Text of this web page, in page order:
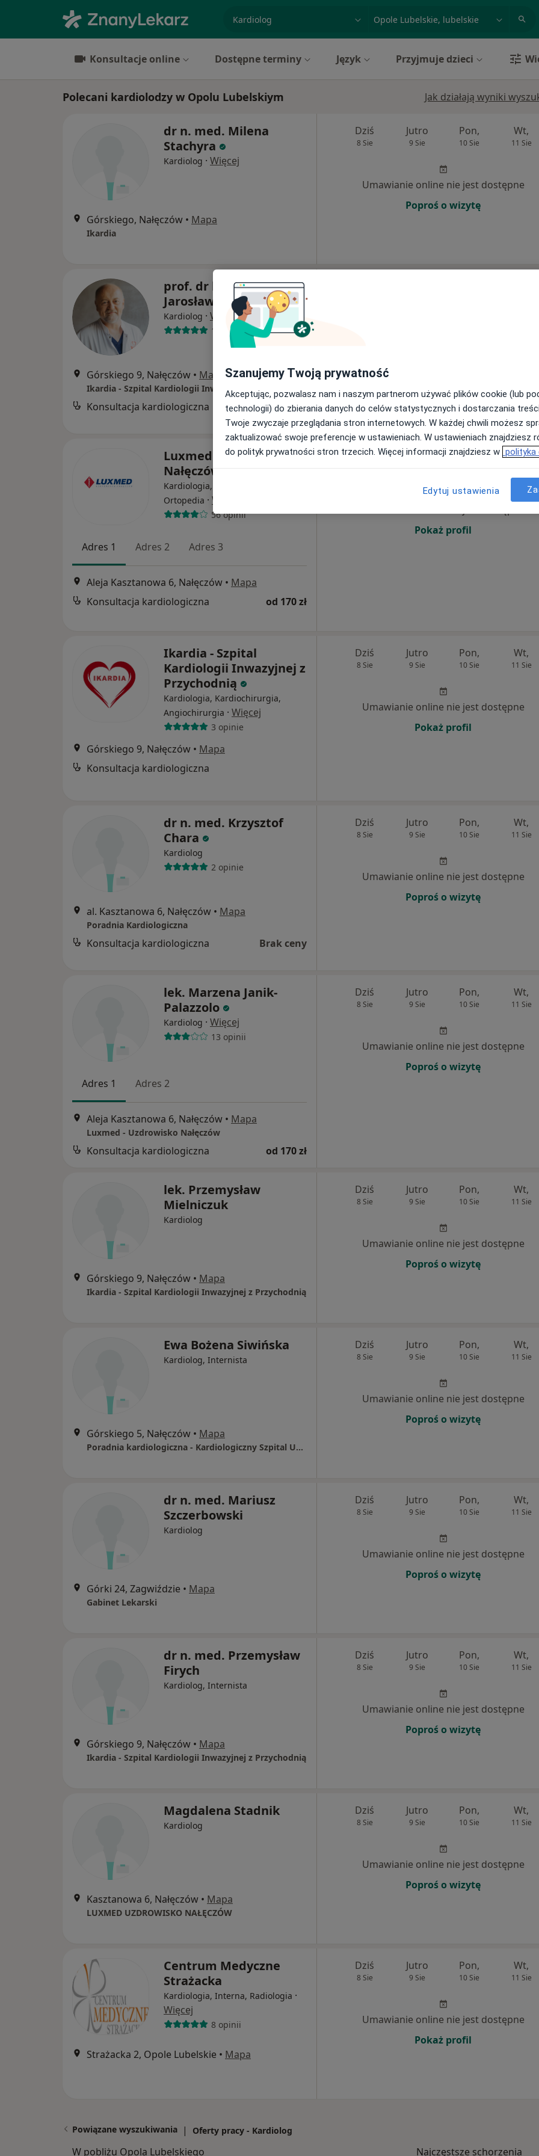
Konsultacje online Dostępne terminy Język Przyjmuje dzieci
Polecani kardiolodzy w Opolu Lubelskiym Jak działają wyniki
dr n. med. Milena
Stachyra
Kardiolog · Więcej
Górskiego, Nałęczów • Mapa
Ikardia
Dziś
8 Sie
Jutro
9 Sie
Pon,
10 Sie
Wt,
11 Sie
Umawianie online nie jest dostępne
Poproś o wizytę
prof. dr hab. n. med.
Jarosław Wójcik
Kardiolog · Więcej
1 opinia
Górskiego 9, Nałęczów • Mapa
Ikardia - Szpital Kardiologii Inwazyjnej z Przychodnią
Konsultacja kardiologiczna Brak ceny
Luxmed - Uzdrowisko
Nałęczów
Kardiologia, Stomatologia,
Ortopedia · Więcej
56 opinii
Adres 1 Adres 2 Adres 3
Aleja Kasztanowa 6, Nałęczów • Mapa
Konsultacja kardiologiczna
od 170 zł
Dziś Jutro Pon, Wt,
Pokaż profil
Ikardia - Szpital
Kardiologii Inwazyjnej z
Przychodnią
Kardiologia, Kardiochirurgia,
Angiochirurgia · Więcej
3 opinie
Górskiego 9, Nałęczów • Mapa
Konsultacja kardiologiczna
Dziś
8 Sie
Jutro
9 Sie
Pon,
10 Sie
Wt,
11 Sie
Umawianie online nie jest dostępne
Pokaż profil
dr n. med. Krzysztof
Chara
Kardiolog
2 opinie
al. Kasztanowa 6, Nałęczów • Mapa
Poradnia Kardiologiczna
Konsultacja kardiologiczna Brak ceny
Dziś
8 Sie
Jutro
9 Sie
Pon,
10 Sie
Wt,
11 Sie
Umawianie online nie jest dostępne
Poproś o wizytę
lek. Marzena Janik-
Palazzolo
Kardiolog · Więcej
13 opinii
Adres 1 Adres 2
Aleja Kasztanowa 6, Nałęczów • Mapa
Luxmed - Uzdrowisko Nałęczów
Konsultacja kardiologiczna od 170 zł
Dziś
8 Sie
Jutro
9 Sie
Pon,
10 Sie
Wt,
11 Sie
Umawianie online nie jest dostępne
Poproś o wizytę
lek. Przemysław
Mielniczuk
Kardiolog
Górskiego 9, Nałęczów • Mapa
Ikardia - Szpital Kardiologii Inwazyjnej z Przychodnią
Dziś
8 Sie
Jutro
9 Sie
Pon,
10 Sie
Wt,
11 Sie
Umawianie online nie jest dostępne
Poproś o wizytę
Ewa Bożena Siwińska
Kardiolog, Internista
Górskiego 5, Nałęczów • Mapa
Poradnia kardiologiczna - Kardiologiczny Szpital Uzdrowiskowy
Dziś
8 Sie
Jutro
9 Sie
Pon,
10 Sie
Wt,
11 Sie
Umawianie online nie jest dostępne
Poproś o wizytę
dr n. med. Mariusz
Szczerbowski
Kardiolog
Górki 24, Zagwiździe • Mapa
Gabinet Lekarski
Dziś
8 Sie
Jutro
9 Sie
Pon,
10 Sie
Wt,
11 Sie
Umawianie online nie jest dostępne
Poproś o wizytę
dr n. med. Przemysław
Firych
Kardiolog, Internista
Górskiego 9, Nałęczów • Mapa
Ikardia - Szpital Kardiologii Inwazyjnej z Przychodnią
Dziś
8 Sie
Jutro
9 Sie
Pon,
10 Sie
Wt,
11 Sie
Umawianie online nie jest dostępne
Poproś o wizytę
Magdalena Stadnik
Kardiolog
Kasztanowa 6, Nałęczów • Mapa
LUXMED UZDROWISKO NAŁĘCZÓW
Dziś
8 Sie
Jutro
9 Sie
Pon,
10 Sie
Wt,
11 Sie
Umawianie online nie jest dostępne
Poproś o wizytę
Centrum Medyczne
Strażacka
Kardiologia, Interna, Radiologia ·
Więcej
8 opinii
Strażacka 2, Opole Lubelskie • Mapa
Dziś
8 Sie
Jutro
9 Sie
Pon,
10 Sie
Wt,
11 Sie
Umawianie online nie jest dostępne
Pokaż profil
Powiązane wyszukiwania | Oferty pracy - Kardiolog
W pobliżu Opola Lubelskiego Najczęstsze schorzenia
Szanujemy Twoją prywatność
Akceptując, pozwalasz nam i naszym partnerom używać plików cookie (lub
technologii) do zbierania danych do celów statystycznych i dostarczania
Twoje zwyczaje przeglądania stron internetowych. W każdej chwili możesz
zaktualizować swoje preferencje w ustawieniach. W ustawieniach znajdziesz
do polityk prywatności stron trzecich. Więcej informacji znajdziesz w polityka
Edytuj ustawienia